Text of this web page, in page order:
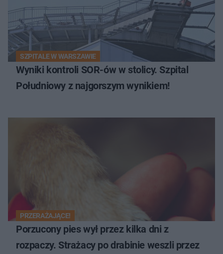
SZPITALE W WARSZAWIE
Wyniki kontroli SOR-ów w stolicy. Szpital
Południowy z najgorszym wynikiem!
PRZERAŻAJĄCE!
Porzucony pies wył przez kilka dni z
rozpaczy. Strażacy po drabinie weszli przez